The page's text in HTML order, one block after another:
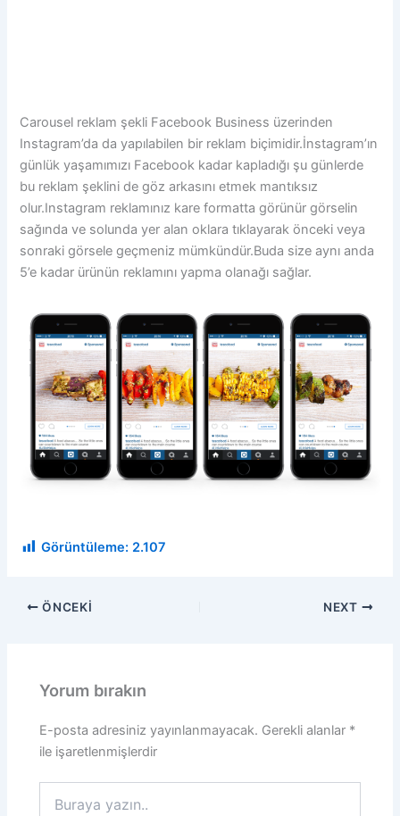
Carousel reklam şekli Facebook Business üzerinden
Instagram’da da yapılabilen bir reklam biçimidir.İnstagram’ın
günlük yaşamımızı Facebook kadar kapladığı şu günlerde
bu reklam şeklini de göz arkasını etmek mantıksız
olur.Instagram reklamınız kare formatta görünür görselin
sağında ve solunda yer alan oklara tıklayarak önceki veya
sonraki görsele geçmeniz mümkündür.Buda size aynı anda
5’e kadar ürünün reklamını yapma olanağı sağlar.
Görüntüleme: 2.107
ÖNCEKI NEXT
Yorum bırakın
E-posta adresiniz yayınlanmayacak. Gerekli alanlar *
ile işaretlenmişlerdir
yazın..